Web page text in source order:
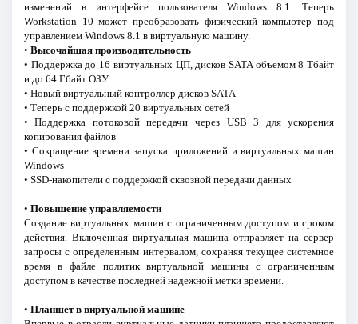
изменений в интерфейсе пользователя Windows 8.1. Теперь
Workstation 10 может преобразовать физический компьютер под
управлением Windows 8.1 в виртуальную машину.
• Высочайшая производительность
• Поддержка до 16 виртуальных ЦП, дисков SATA объемом 8 Тбайт
и до 64 Гбайт ОЗУ
• Новый виртуальный контроллер дисков SATA
• Теперь с поддержкой 20 виртуальных сетей
• Поддержка потоковой передачи через USB 3 для ускорения
копирования файлов
• Сокращение времени запуска приложений и виртуальных машин
Windows
• SSD-накопители с поддержкой сквозной передачи данных
• Повышение управляемости
Создание виртуальных машин с ограниченным доступом и сроком
действия. Включенная виртуальная машина отправляет на сервер
запросы с определенным интервалом, сохраняя текущее системное
время в файле политик виртуальной машины с ограниченным
доступом в качестве последней надежной метки времени.
• Планшет в виртуальной машине